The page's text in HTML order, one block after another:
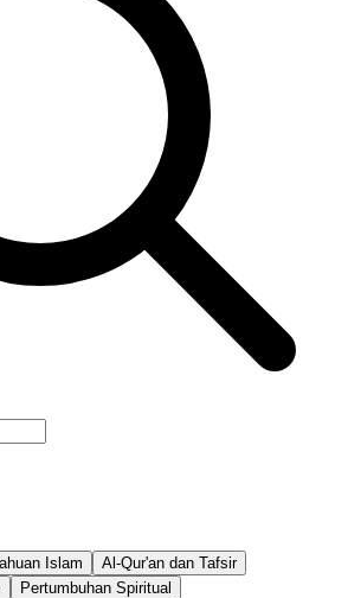
Islam
Al-Qur'an dan Tafsir
Pertumbuhan Spiritual